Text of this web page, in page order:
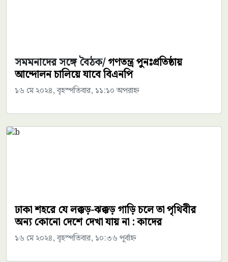
সমমনাদের সঙ্গে বৈঠক/গণতন্ত্র পুনঃপ্রতিষ্ঠায়
আন্দোলন চালিয়ে যাবে বিএনপি
১৬ মে ২০২৪, বৃহস্পতিবার, ১১:১০ অপরাহ্ন
ঢাকা শহরে যে লক্কড়-ঝক্কড় গাড়ি চলে তা পৃথিবীর
অন্য কোনো দেশে দেখা যায় না : কাদের
১৬ মে ২০২৪, বৃহস্পতিবার, ১০:৩৬ পূর্বাহ্ন